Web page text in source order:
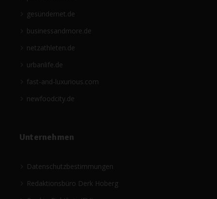
gesündernet.de
businessandmore.de
netzathleten.de
urbanlife.de
fast-and-luxurious.com
newfoodcity.de
Unternehmen
Datenschutzbestimmungen
Redaktionsbüro Derk Hoberg